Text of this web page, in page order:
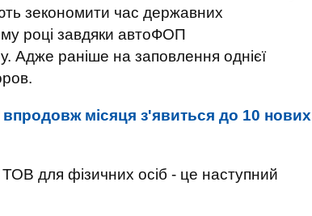
зекономити час державних
році завдяки автоФОП
Адже раніше на заповлення однієї
впродовж місяця з'явиться до 10 нових
для фізичних осіб - це наступний